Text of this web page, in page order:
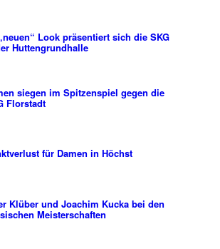
Look präsentiert sich die SKG
Huttengrundhalle
siegen im Spitzenspiel gegen die
Florstadt
für Damen in Höchst
Klüber und Joachim Kucka bei den
Meisterschaften